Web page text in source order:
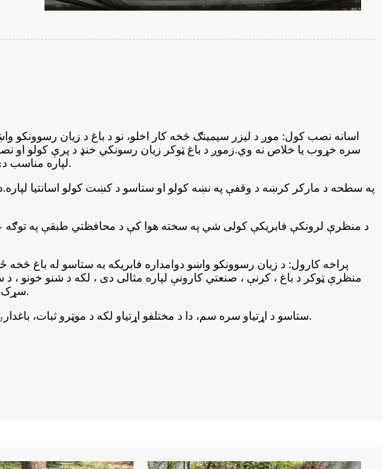
سره خړوب یا خلاص نه وي.زموږ د باغ ټوکر زیان رسونکي خنډ د پرې کولو او
پوره کولو لپاره د ټوکر اندازې او شکل DIY لپاره مناسب دی.
منظرې ټوکر د باغ ، کرنې ، صنعتي کارونې لپاره مثالی دی ، لکه د شنو خونو ،
سړک غاړې ، جغل ، چلولو لاره ، ډبرې او داسې نور.
9. ستاسو د اړتیاو سره سم، دا د مختلفو اړتیاو لکه د موټرو ثبات، باغدارۍ، کرنې او اوبو ایستلو لپاره پرې کیدی شي.